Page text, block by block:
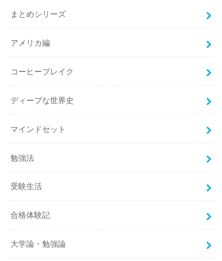
まとめシリーズ
アメリカ編
コーヒーブレイク
ディープな世界史
マインドセット
勉強法
受験生活
合格体験記
大学論・勉強論